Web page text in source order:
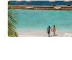
ferramentas
produzido pela
legislação